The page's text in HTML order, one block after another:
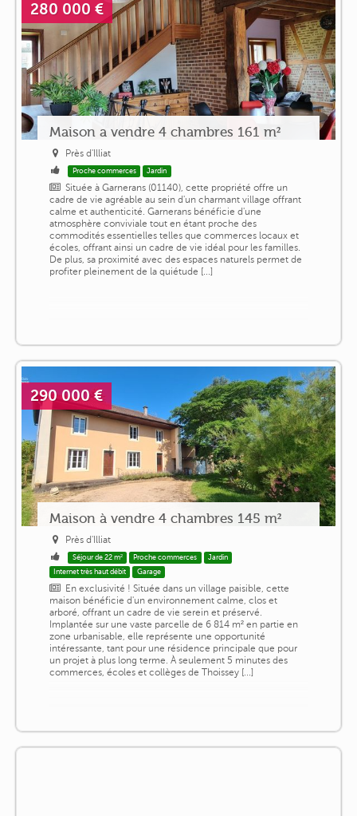
280 000 €
Maison a vendre 4 chambres 161 m²
Près d'Illiat
Proche commerces Jardin
Située à Garnerans (01140), cette propriété offre un
cadre de vie agréable au sein d'un charmant village offrant
calme et authenticité. Garnerans bénéficie d'une
atmosphère conviviale tout en étant proche des
commodités essentielles telles que commerces locaux et
écoles, offrant ainsi un cadre de vie idéal pour les familles.
De plus, sa proximité avec des espaces naturels permet de
profiter pleinement de la quiétude [...]
290 000 €
Maison à vendre 4 chambres 145 m²
Près d'Illiat
Séjour de 22 m² Proche commerces
Jardin
Internet très haut débit
Garage
En exclusivité ! Située dans un village paisible, cette
maison bénéficie d'un environnement calme, clos et
arboré, offrant un cadre de vie serein et préservé.
Implantée sur une vaste parcelle de 6 814 m² en partie en
zone urbanisable, elle représente une opportunité
intéressante, tant pour une résidence principale que pour
un projet à plus long terme. À seulement 5 minutes des
commerces, écoles et collèges de Thoissey [...]